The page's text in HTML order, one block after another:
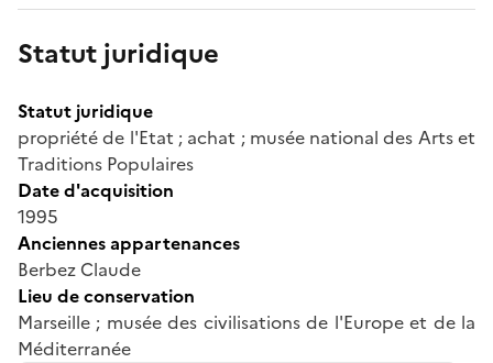
Statut juridique
Statut juridique
propriété de l'Etat ; achat ; musée national des Arts et
Traditions Populaires
Date d'acquisition
1995
Anciennes appartenances
Berbez Claude
Lieu de conservation
Marseille ; musée des civilisations de l'Europe et de la
Méditerranée